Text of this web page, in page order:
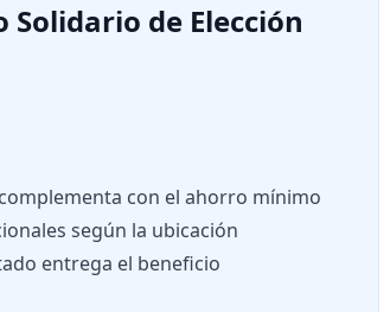
Solidario de Elección
con el ahorro mínimo
según la ubicación
entrega el beneficio